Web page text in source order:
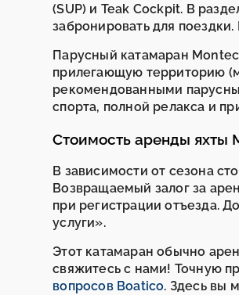
(SUP) и Teak Cockpit. В
забронировать для
Парусный катамаран
прилегающую территорию
рекомендованными
спорта, полной релакса и
Стоимость аренды яхты
В зависимости от сезона
Возвращаемый залог за
при регистрации отъезда.
услуги».
Этот катамаран обычно
свяжитесь с нами! Точную
вопросов Boatico. Здесь вы